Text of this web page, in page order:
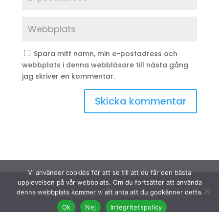
Spara mitt namn, min e-postadress och
webbplats i denna webbläsare till nästa gång
jag skriver en kommentar.
© Sydinakläder.nu 2026 | Efwa i Lindhult AB |
Vi använder cookies för att se till att du får den bästa
upplevelsen på vår webbplats. Om du fortsätter att använda
denna webbplats kommer vi att anta att du godkänner detta.
Ok
Nej Integritetspolicy